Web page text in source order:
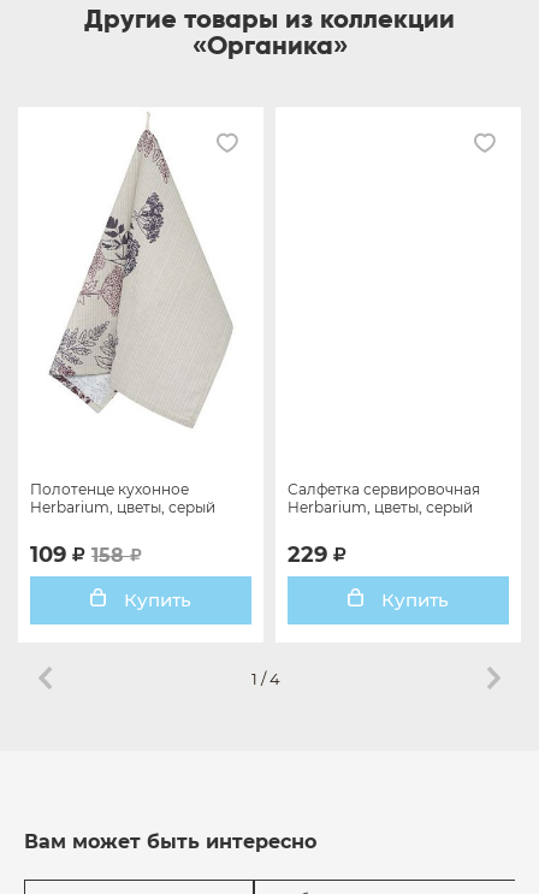
Другие товары из коллекции
«Органика»
Полотенце кухонное
Herbarium, цветы, серый
109
158
Купить
Салфетка сервировочная
Herbarium, цветы, серый
229
Купить
1 /4
Вам может быть интересно